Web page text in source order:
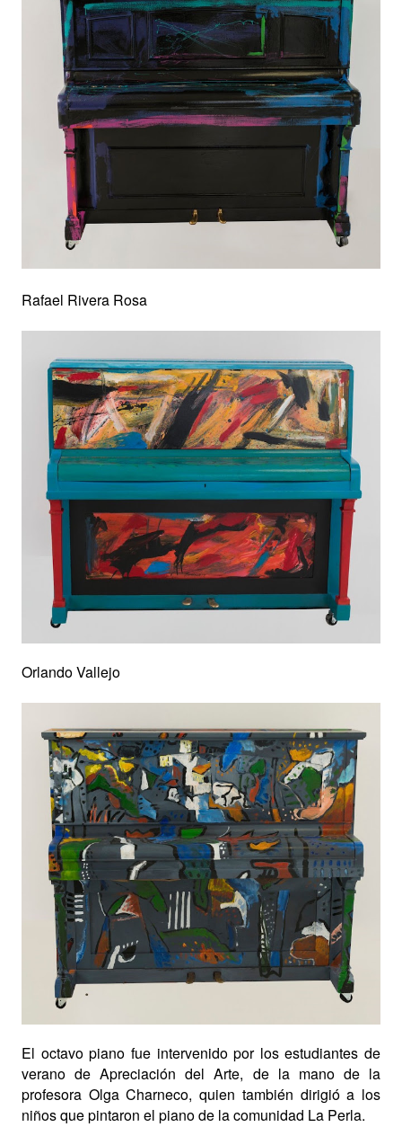
Rafael Rivera Rosa
Orlando Vallejo
El octavo piano fue intervenido por los estudiantes de
verano de Apreciación del Arte, de la mano de la
profesora Olga Charneco, quien también dirigió a los
niños que pintaron el piano de la comunidad La Perla.